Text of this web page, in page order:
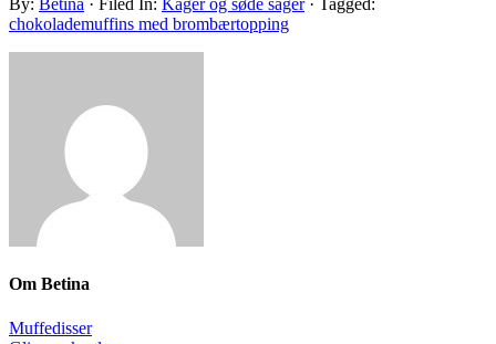
By: Betina · Filed In: Kager og søde sager · Tagged:
chokolademuffins med brombærtopping
Om Betina
Muffedisser